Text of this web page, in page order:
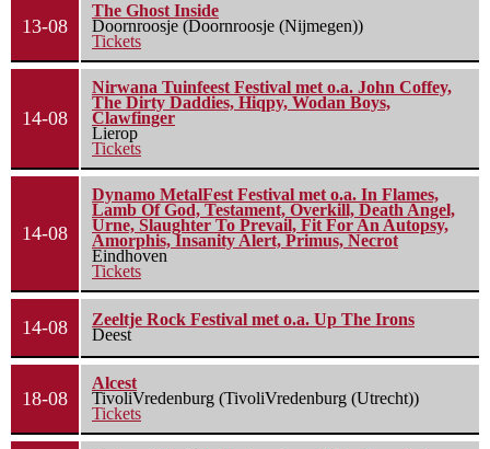
13-08
The Ghost Inside
Doornroosje (Doornroosje (Nijmegen))
Tickets
14-08
Nirwana Tuinfeest Festival met o.a. John Coffey,
The Dirty Daddies, Hiqpy, Wodan Boys,
Clawfinger
Lierop
Tickets
14-08
Dynamo MetalFest Festival met o.a. In Flames,
Lamb Of God, Testament, Overkill, Death Angel,
Urne, Slaughter To Prevail, Fit For An Autopsy,
Amorphis, Insanity Alert, Primus, Necrot
Eindhoven
Tickets
14-08
Zeeltje Rock Festival met o.a. Up The Irons
Deest
18-08
Alcest
TivoliVredenburg (TivoliVredenburg (Utrecht))
Tickets